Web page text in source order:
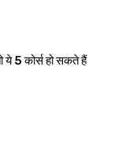
एडवाइजरी, कई मार्गों